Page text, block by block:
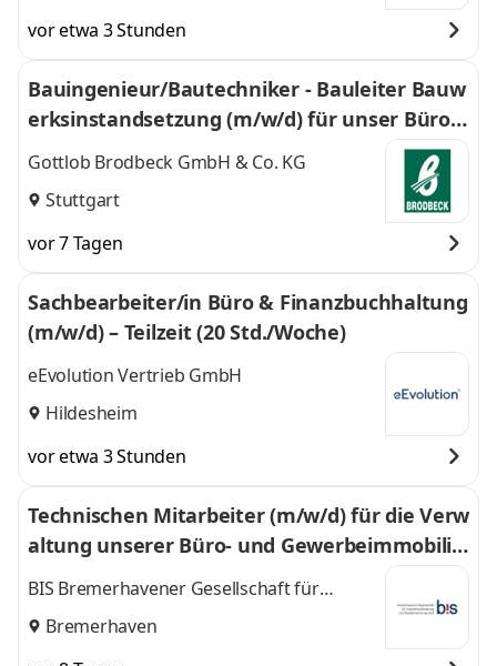
vor etwa 3 Stunden
Bauingenieur/Bautechniker - Bauleiter Bauw
erksinstandsetzung (m/w/d) für unser Büro i
n Stuttgart
Gottlob Brodbeck GmbH & Co. KG
Stuttgart
vor 7 Tagen
Sachbearbeiter/in Büro & Finanzbuchhaltung
(m/w/d) – Teilzeit (20 Std./Woche)
eEvolution Vertrieb GmbH
Hildesheim
vor etwa 3 Stunden
Technischen Mitarbeiter (m/w/d) für die Verw
altung unserer Büro- und Gewerbeimmobilie
n
BIS Bremerhavener Gesellschaft für
Investitionsförderung und
Bremerhaven